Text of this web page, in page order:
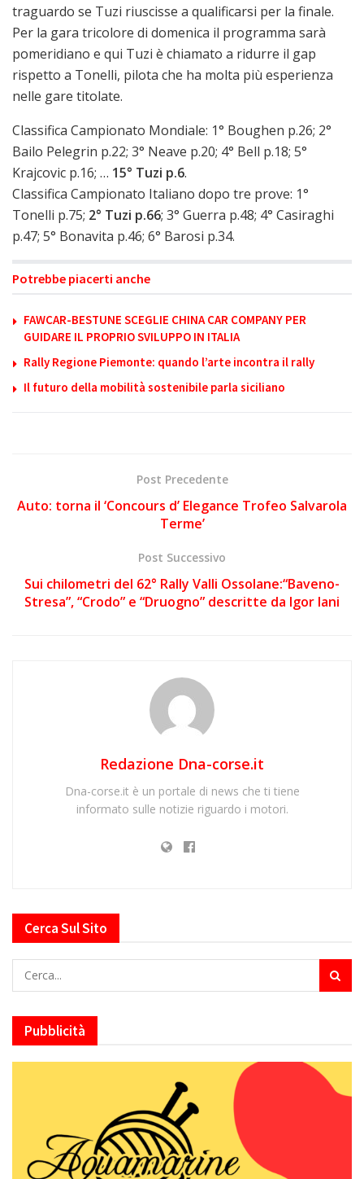
traguardo se Tuzi riuscisse a qualificarsi per la finale.
Per la gara tricolore di domenica il programma sarà
pomeridiano e qui Tuzi è chiamato a ridurre il gap
rispetto a Tonelli, pilota che ha molta più esperienza
nelle gare titolate.
Classifica Campionato Mondiale: 1° Boughen p.26; 2°
Bailo Pelegrin p.22; 3° Neave p.20; 4° Bell p.18; 5°
Krajcovic p.16; … 15° Tuzi p.6.
Classifica Campionato Italiano dopo tre prove: 1°
Tonelli p.75; 2° Tuzi p.66; 3° Guerra p.48; 4° Casiraghi
p.47; 5° Bonavita p.46; 6° Barosi p.34.
Potrebbe piacerti anche
FAWCAR-BESTUNE SCEGLIE CHINA CAR COMPANY PER
GUIDARE IL PROPRIO SVILUPPO IN ITALIA
Rally Regione Piemonte: quando l’arte incontra il rally
Il futuro della mobilità sostenibile parla siciliano
Post Precedente
Auto: torna il ‘Concours d’ Elegance Trofeo Salvarola
Terme’
Post Successivo
Sui chilometri del 62° Rally Valli Ossolane:“Baveno-
Stresa”, “Crodo” e “Druogno” descritte da Igor Iani
Redazione Dna-corse.it
Dna-corse.it è un portale di news che ti tiene
informato sulle notizie riguardo i motori.
Cerca Sul Sito
Pubblicità